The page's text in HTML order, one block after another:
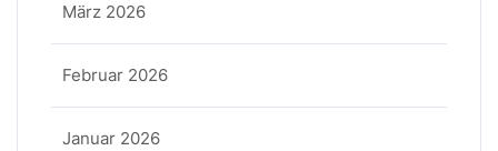
März 2026
Februar 2026
Januar 2026